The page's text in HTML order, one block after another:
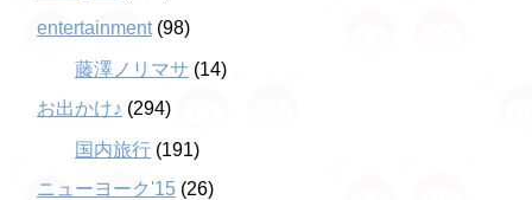
entertainment(98)
藤澤ノリマサ (14)
お出かけ♪ (294)
国内旅行 (191)
ニューヨーク'15 (26)